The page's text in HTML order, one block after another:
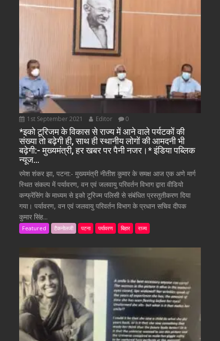
1st September 2021 Editor 0
*इको टूरिजम के विकास से राज्य में आने वाले पर्यटकों की
संख्या तो बढ़ेगी ही, साथ ही स्थानीय लोगों की आमदनी भी
बढ़ेगी:- मुख्यमंत्री, हर खबर पर पैनी नजर।* इंडिया पब्लिक
न्यूज…
रमेश शंकर झा, पटना:- मुख्यमंत्री नीतीश कुमार के समक्ष आज एक अणे मार्ग
स्थित संकल्प में पर्यावरण, वन एवं जलवायु परिवर्तन विभाग द्वारा वीडियो
कन्फ्रेंसिंग के माध्यम से इको टूरिज्म पलिसी से संबंधित प्रस्तुतीकरण दिया
गया। पर्यावरण, वन एवं जलवायु परिवर्तन विभाग के प्रधान सचिव दीपक
कुमार सिंह...
Featured टैकनोलजी पटना पर्यावरण बिहार राज्य